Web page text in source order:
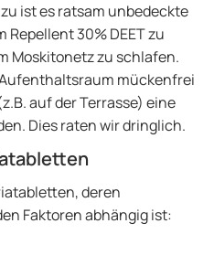
ist es ratsam unbedeckte
30% DEET zu
Moskitonetz zu schlafen.
mückenfrei
auf der Terrasse) eine
Dies raten wir dringlich.
deren
Faktoren abhängig ist: